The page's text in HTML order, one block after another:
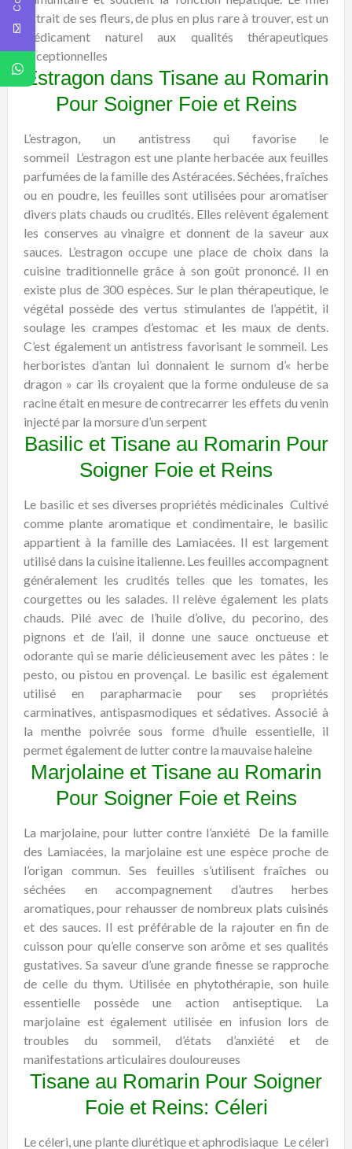
extrait de ses fleurs, de plus en plus rare à trouver, est un
médicament naturel aux qualités thérapeutiques
exceptionnelles
Estragon dans Tisane au Romarin
Pour Soigner Foie et Reins
L’estragon, un antistress qui favorise le
sommeil L’estragon est une plante herbacée aux feuilles
parfumées de la famille des Astéracées. Séchées, fraîches
ou en poudre, les feuilles sont utilisées pour aromatiser
divers plats chauds ou crudités. Elles relèvent également
les conserves au vinaigre et donnent de la saveur aux
sauces. L’estragon occupe une place de choix dans la
cuisine traditionnelle grâce à son goût prononcé. Il en
existe plus de 300 espèces. Sur le plan thérapeutique, le
végétal possède des vertus stimulantes de l’appétit, il
soulage les crampes d’estomac et les maux de dents.
C’est également un antistress favorisant le sommeil. Les
herboristes d’antan lui donnaient le surnom d’« herbe
dragon » car ils croyaient que la forme onduleuse de sa
racine était en mesure de contrecarrer les effets du venin
injecté par la morsure d’un serpent
Basilic et Tisane au Romarin Pour
Soigner Foie et Reins
Le basilic et ses diverses propriétés médicinales Cultivé
comme plante aromatique et condimentaire, le basilic
appartient à la famille des Lamiacées. Il est largement
utilisé dans la cuisine italienne. Les feuilles accompagnent
généralement les crudités telles que les tomates, les
courgettes ou les salades. Il relève également les plats
chauds. Pilé avec de l’huile d’olive, du pecorino, des
pignons et de l’ail, il donne une sauce onctueuse et
odorante qui se marie délicieusement avec les pâtes : le
pesto, ou pistou en provençal. Le basilic est également
utilisé en parapharmacie pour ses propriétés
carminatives, antispasmodiques et sédatives. Associé à
la menthe poivrée sous forme d’huile essentielle, il
permet également de lutter contre la mauvaise haleine
Marjolaine et Tisane au Romarin
Pour Soigner Foie et Reins
La marjolaine, pour lutter contre l’anxiété
De la famille
des Lamiacées, la marjolaine est une espèce proche de
l’origan commun. Ses feuilles s’utilisent fraîches ou
séchées en accompagnement d’autres herbes
aromatiques, pour rehausser de nombreux plats cuisinés
et des sauces. Il est préférable de la rajouter en fin de
cuisson pour qu’elle conserve son arôme et ses qualités
gustatives. Sa saveur d’une grande finesse se rapproche
de celle du thym. Utilisée en phytothérapie, son huile
essentielle possède une action antiseptique. La
marjolaine est également utilisée en infusion lors de
troubles du sommeil, d’états d’anxiété et de
manifestations articulaires douloureuses
Tisane au Romarin Pour Soigner
Foie et Reins: Céleri
Le céleri, une plante diurétique et aphrodisiaque Le céleri